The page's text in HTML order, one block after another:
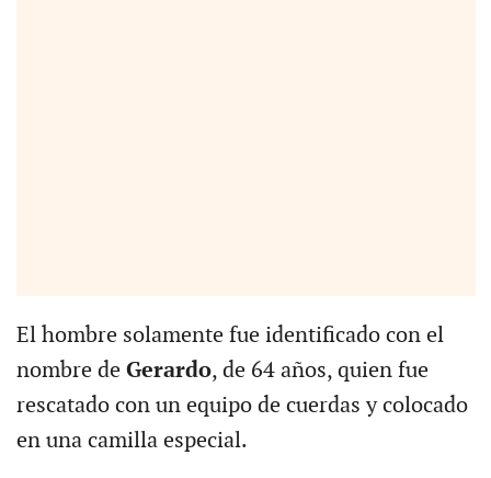
El hombre solamente fue identificado con el
nombre de Gerardo, de 64 años, quien fue
rescatado con un equipo de cuerdas y colocado
en una camilla especial.